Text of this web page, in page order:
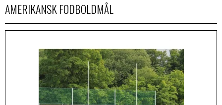
AMERIKANSK FODBOLDMÅL